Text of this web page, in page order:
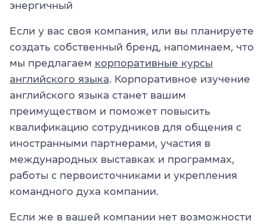
энергичный
Если у вас своя компания, или вы планируете
создать собственный бренд, напоминаем, что
мы предлагаем корпоративные курсы
английского языка . Корпоративное изучение
английского языка станет вашим
преимуществом и поможет повысить
квалификацию сотрудников для общения с
иностранными партнерами, участия в
международных выставках и программах,
работы с первоисточниками и укрепления
командного духа компании.
Если же в вашей компании нет возможности